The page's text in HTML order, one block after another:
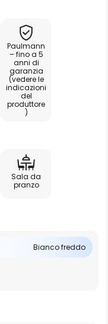
Paulmann
– fino a 5
anni di
garanzia
(vedere le
indicazioni
del
produttore
)
Sala da
pranzo
Bianco freddo